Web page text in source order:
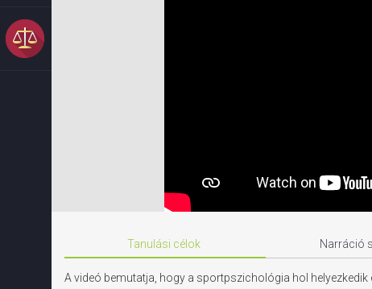
Tanulási célok Narráció
A videó bemutatja, hogy a sportpszichológia hol